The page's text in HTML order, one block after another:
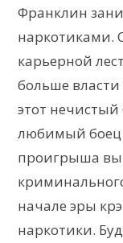
Франклин
наркотиками.
карьерной
больше
этот нечистый
любимый боец
проигрыша
начале эры
наркотики.